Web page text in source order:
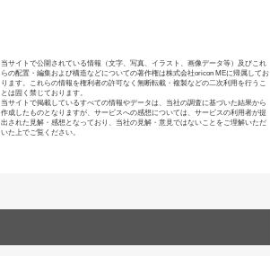
当サイトで公開されている情報（文字、写真、イラスト、画像データ等）及びこれ
らの配置・編集および構造などについての著作権は株式会社oricon MEに帰属してお
ります。これらの情報を権利者の許可なく無断転載・複製などの二次利用を行うこ
とは固く禁じております。
当サイトで掲載しているすべての情報やデータは、当社の調査に基づいた結果から
作成したものとなりますが、サービスへの感想については、サービスの利用者が提
出された見解・感想となっており、当社の見解・意見ではないことをご理解いただ
いた上でご覧ください。